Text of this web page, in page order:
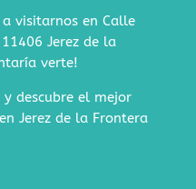
visitarnos en Calle
Jerez de la
verte!
y descubre el mejor
Jerez de la Frontera